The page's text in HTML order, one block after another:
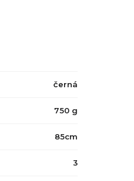
černá
750 g
85cm
3